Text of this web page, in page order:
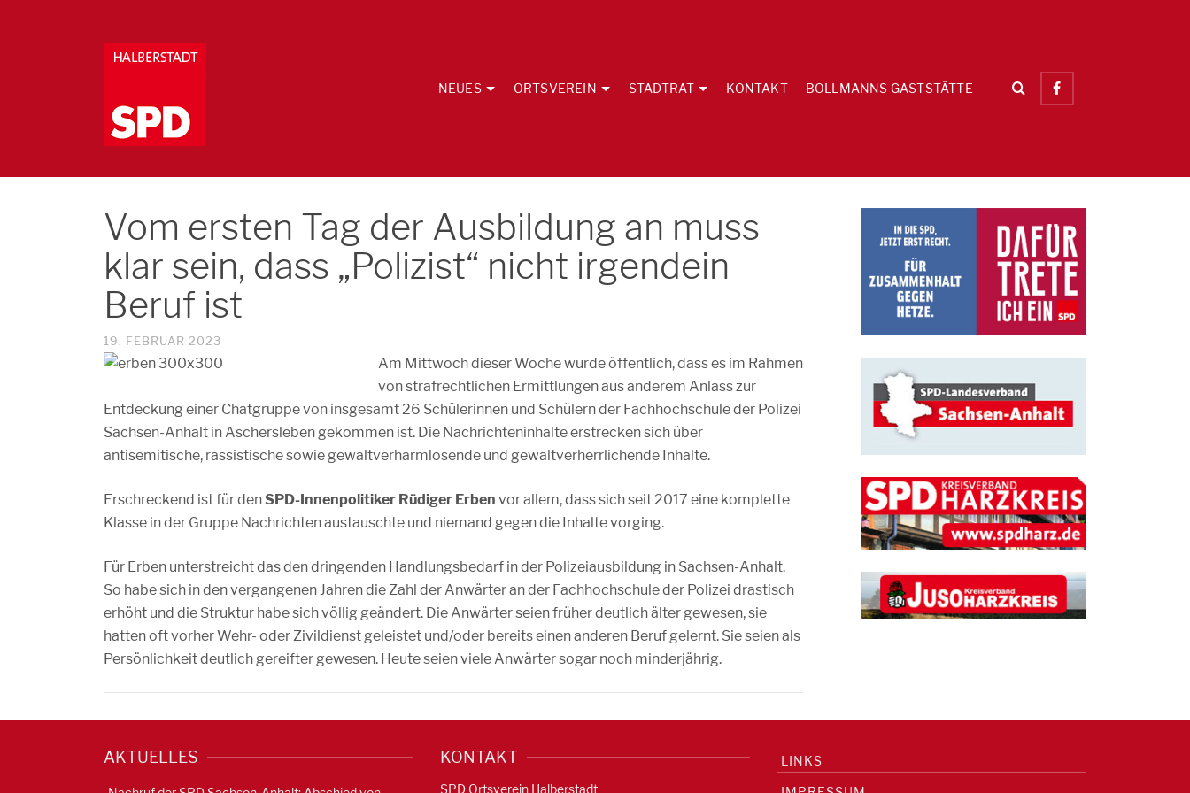
NEUES ORTSVEREIN STADTRAT KONTAKT BOLLMANNS GASTSTÄTTE
Vom ersten Tag der Ausbildung an muss
klar sein, dass „Polizist“ nicht irgendein
Beruf ist
19. FEBRUAR 2023
Am Mittwoch dieser Woche wurde öffentlich, dass es im Rahmen
von strafrechtlichen Ermittlungen aus anderem Anlass zur
Entdeckung einer Chatgruppe von insgesamt 26 Schülerinnen und Schülern der Fachhochschule der Polizei
Sachsen-Anhalt in Aschersleben gekommen ist. Die Nachrichteninhalte erstrecken sich über
antisemitische, rassistische sowie gewaltverharmlosende und gewaltverherrlichende Inhalte.
Erschreckend ist für denSPD-Innenpolitiker Rüdiger Erben vor allem, dass sich seit 2017 eine komplette
Klasse in der Gruppe Nachrichten austauschte und niemand gegen die Inhalte vorging.
Für Erben unterstreicht das den dringenden Handlungsbedarf in der Polizeiausbildung in Sachsen-Anhalt.
So habe sich in den vergangenen Jahren die Zahl der Anwärter an der Fachhochschule der Polizei drastisch
erhöht und die Struktur habe sich völlig geändert. Die Anwärter seien früher deutlich älter gewesen, sie
hatten oft vorher Wehr- oder Zivildienst geleistet und/oder bereits einen anderen Beruf gelernt. Sie seien als
Persönlichkeit deutlich gereifter gewesen. Heute seien viele Anwärter sogar noch minderjährig.
AKTUELLES KONTAKT
SPD Ortsverein Halberstadt
LINKS